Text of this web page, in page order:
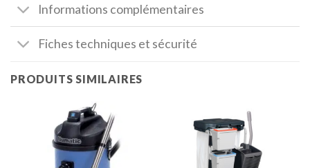
Informations complémentaires
Fiches techniques et sécurité
PRODUITS SIMILAIRES